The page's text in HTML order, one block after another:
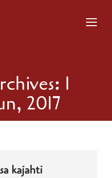
1
2017
kajahti